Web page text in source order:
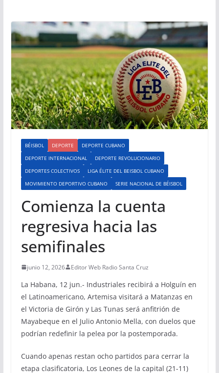
BÉISBOL DEPORTE
DEPORTE CUBANO
DEPORTE INTERNACIONAL
DEPORTE REVOLUCIONARIO
DEPORTES COLECTIVOS
LIGA ÉLITE DEL BEISBOL CUBANO
MOVIMIENTO DEPORTIVO CUBANO
SERIE NACIONAL DE BÉISBOL
Comienza la cuenta
regresiva hacia las
semifinales
junio 12, 2026 Editor Web Radio Santa Cruz
La Habana, 12 jun.- Industriales recibirá a Holguín en
el Latinoamericano, Artemisa visitará a Matanzas en
el Victoria de Girón y Las Tunas será anfitrión de
Mayabeque en el Julio Antonio Mella, con duelos que
podrían redefinir la pelea por la postemporada.
Cuando apenas restan ocho partidos para cerrar la
etapa clasificatoria, Los Leones de la capital (21-11)